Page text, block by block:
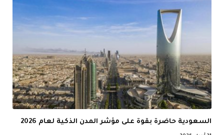
السعودية حاضرة بقوة على مؤشر المدن الذكية لعام 2026